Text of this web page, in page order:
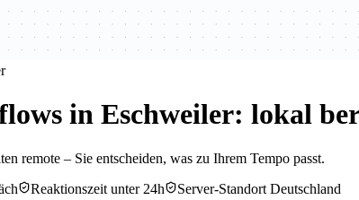
in Eschweiler: lokal
remote – Sie entscheiden, was zu Ihrem Tempo passt.
Reaktionszeit unter 24h
Server-Standort Deutschland